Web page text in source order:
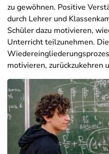
zu gewöhnen. Positive
durch Lehrer und
Schüler dazu motivieren,
Unterricht teilzunehmen.
motivieren, zurückzukehren